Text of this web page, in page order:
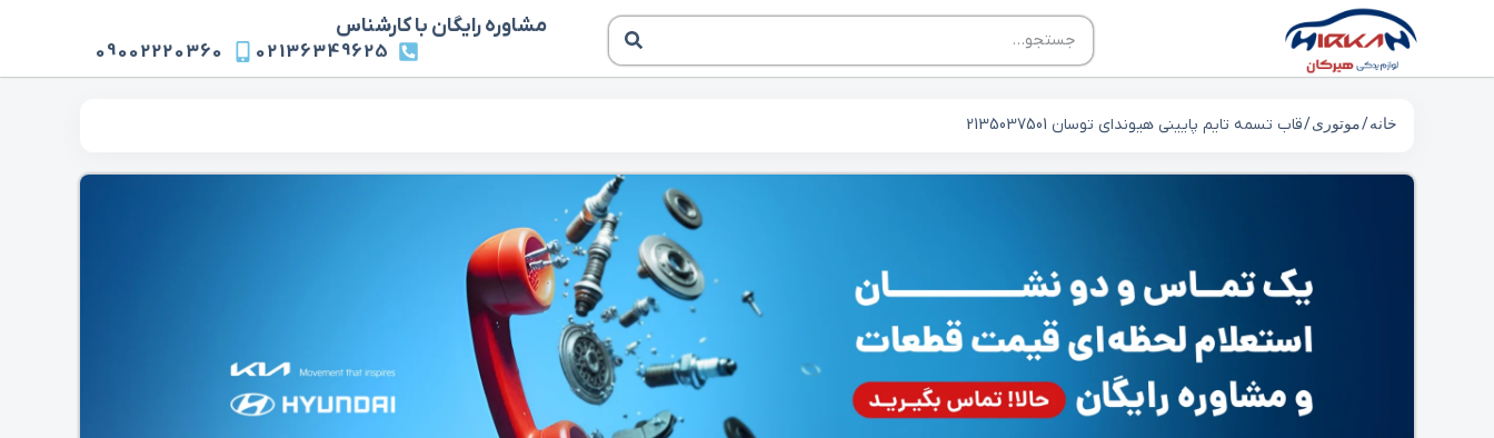
مشاوره رایگان با کارشناس
02136349625
09002220360
خانه/موتوری/ قاب تسمه تایم پایینی هیوندای توسان 2135037501